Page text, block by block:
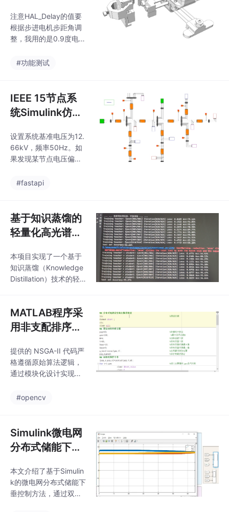
含程序，原理
图，pcb
注意HAL_Delay的值要
根据步进电机步距角调
整，我用的是0.9度电
笔迹连贯。最近折腾了
码调试踩了不少坑，这
里把核心模块拆开说
说。主控用的是性价比
T6，这货72MHz主频带
PWM外设，驱动两个4
2步进电机绰绰有余。P
驱动模块的散热，我在
时温
#功能测试
IEEE 15节点系
统Simulink仿真
与故障分析，含
分布式电源接入
设置系统基准电压为12.
66kV，频率50Hz。如
果发现某节点电压偏差
变压器分接头设置——
天我们玩点实在的——
用IEEE15节点系统搭建
可实操的仿真沙盘。2.
5节系统仿真模型上进
行故障分析(短路，断线
等)，也可以在该模型上
的影响。2.拓展功能: 可
在该IEEE15节系统
#fastapi
基于知识蒸馏的
轻量化高光谱图
（Pytorch版，
Resnet18教师
本项目实现了一个基于
知识蒸馏（Knowledge
Distillation）技术的轻
生网络架构，将大型教
师网络的知识迁移到轻
量级学生网络中，在保
持较高分类精度的同时
显著降低模型复杂度，
特别适合资源受限环境
下的高光谱图像分类任
MATLAB程序采
用非支配排序遗
2）求解分布式
电源选址定容问
有用...
提供的 NSGA-II 代码严
格遵循原始算法逻辑，
通过模块化设计实现了
整流程，且内置配电网
性。该代码不仅可直接
用于储能优化问题，还
可通过修改目标函数适
（如机械设计、路径规
划、机器学习超参数调
优）。开发者在使用时
#opencv
Simulink微电网
分布式储能下垂
（三电池组）
本文介绍了基于Simulin
k的微电网分布式储能下
垂控制方法，通过双向